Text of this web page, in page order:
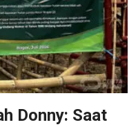
Donny: Saat